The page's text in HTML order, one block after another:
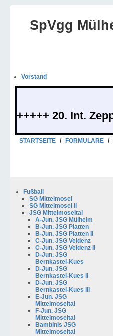
SpVgg
Vorstand
+++++ 20. Int.
STARTSEITE / FORMULARE /
Fußball
SG Mittelmosel
SG Mittelmosel II
JSG Mittelmoseltal
A-Jun. JSG Mülheim
B-Jun. JSG Platten
B-Jun. JSG Platten II
C-Jun. JSG Veldenz
C-Jun. JSG Veldenz II
D-Jun. JSG
Bernkastel-Kues
D-Jun. JSG
Bernkastel-Kues II
D-Jun. JSG
Bernkastel-Kues III
E-Jun. JSG
Mittelmoseltal
F-Jun. JSG
Mittelmoseltal
Bambinis JSG
Mittelmoseltal